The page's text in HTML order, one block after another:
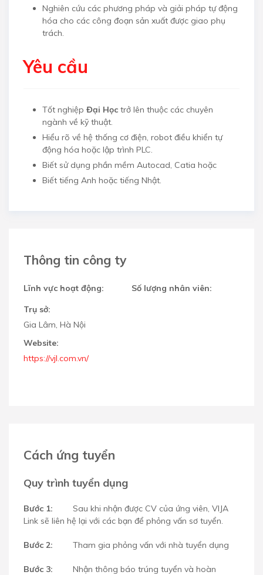
Nghiên cứu các phương pháp và giải pháp tự động
hóa cho các công đoạn sản xuất được giao phụ
trách.
Yêu cầu
Tốt nghiệp Đại Học trở lên thuộc các chuyên
ngành về kỹ thuật.
Hiểu rõ về hệ thống cơ điện, robot điều khiển tự
động hóa hoặc lập trình PLC.
Biết sử dụng phần mềm Autocad, Catia hoặc
Biết tiếng Anh hoặc tiếng Nhật.
Thông tin công ty
Lĩnh vực hoạt động:
Số lượng nhân viên:
Trụ sở:
Gia Lâm, Hà Nội
Website:
https://vjl.com.vn/
Cách ứng tuyển
Quy trình tuyển dụng
Bước 1:
Sau khi nhận được CV của ứng viên, VIJA
Link sẽ liên hệ lại với các bạn để phỏng vấn sơ tuyển.
Bước 2: Tham gia phỏng vấn với nhà tuyển dụng
Bước 3: Nhận thông báo trúng tuyển và hoàn